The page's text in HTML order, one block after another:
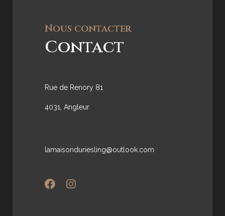
Nous contacter
Contact
Rue de Renory 81
4031, Angleur
lamaisonduriesling@outlook.com